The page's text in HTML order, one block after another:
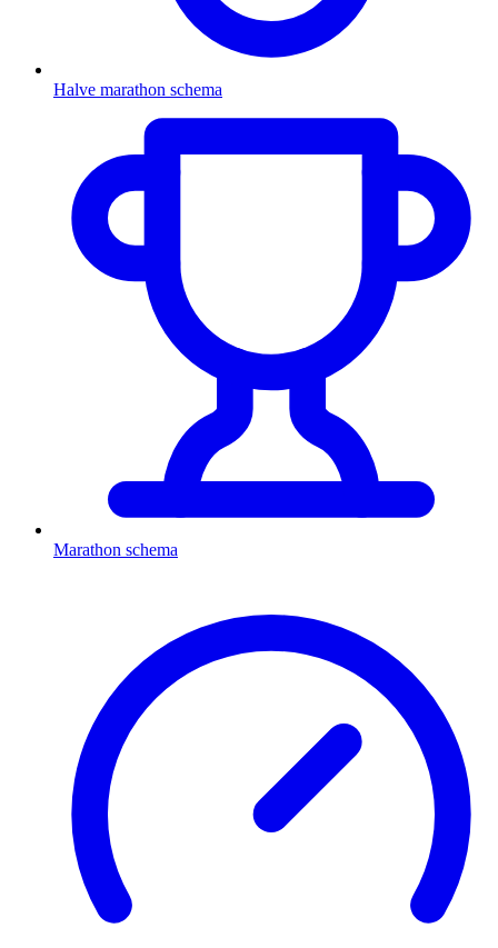
Halve marathon schema
Marathon schema